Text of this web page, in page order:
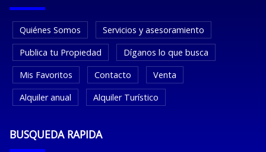
Quiénes Somos
Servicios y asesoramiento
Publica tu Propiedad
Díganos lo que busca
Mis Favoritos
Contacto
Venta
Alquiler anual
Alquiler Turístico
BUSQUEDA RAPIDA